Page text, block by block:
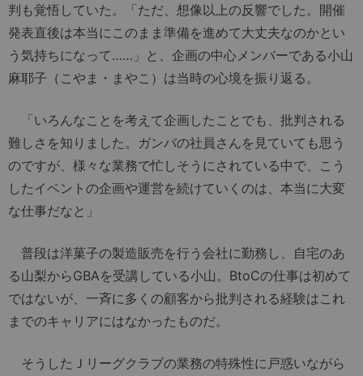
判も覚悟していた。「ただ、想像以上の反響でした。開催
発表直後は本当にこのまま準備を進めて大丈夫なのかとい
う気持ちになって……」と、企画の中心メンバーである小山
麻耶子（こやま・まやこ）は当時の心境を振り返る。
「いろんなことを考えて企画したことでも、批判される
難しさを知りました。ガンバの社員さんを見ていても思う
のですが、様々な業務で忙しそうにされている中で、こう
したイベントの企画や運営を続けていくのは、本当に大変
な仕事だなと」
普段は洋菓子の製造販売を行う会社に勤務し、自宅のあ
る山梨からGBAを受講している小山。BtoCの仕事は初めて
ではないが、一斉に多くの顧客から批判される経験はこれ
までのキャリアにはなかったものだ。
そうしたＪリーグクラブの業務の特殊性に戸惑いながら